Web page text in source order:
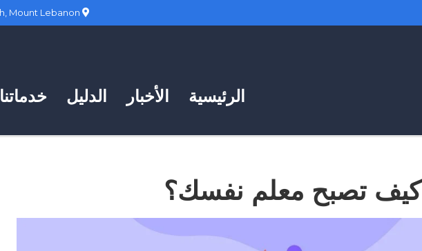
خدماتنا الدليل الأخبار الرئيسية
كيف تصبح معلم نفسك؟